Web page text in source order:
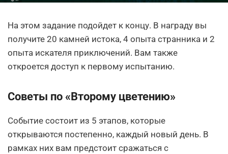
На этом задание подойдет к концу. В награду вы
получите 20 камней истока, 4 опыта странника и 2
опыта искателя приключений. Вам также
откроется доступ к первому испытанию.
Советы по «Второму цветению»
Событие состоит из 5 этапов, которые
открываются постепенно, каждый новый день. В
рамках них вам предстоит сражаться с